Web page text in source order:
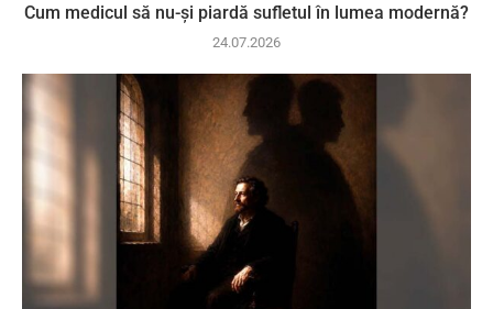
Cum medicul să nu-și piardă sufletul în lumea modernă?
24.07.2026